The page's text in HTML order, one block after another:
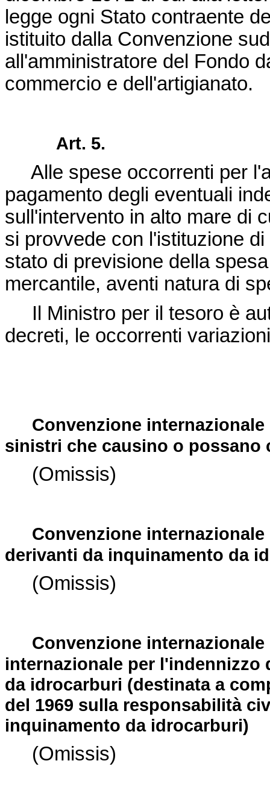
legge ogni Stato contraente
istituito dalla Convenzione
all'amministratore del Fondo
commercio e dell'artigianato.
Art. 5.
Alle spese occorrenti per
pagamento degli eventuali
sull'intervento in alto mare di
si provvede con l'istituzione
stato di previsione della
mercantile, aventi natura di
Il Ministro per il tesoro è
decreti, le occorrenti
Convenzione
sinistri che causino o possano
(Omissis)
Convenzione
derivanti da inquinamento da
(Omissis)
Convenzione
internazionale per
da idrocarburi (destinata a
del 1969 sulla responsabilità
inquinamento da idrocarburi)
(Omissis)